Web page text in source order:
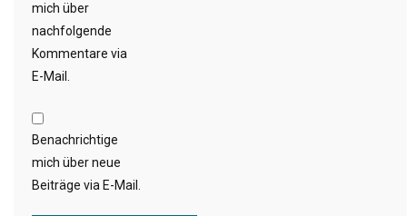
mich über
nachfolgende
Kommentare via
E-Mail.
Benachrichtige
mich über neue
Beiträge via E-Mail.